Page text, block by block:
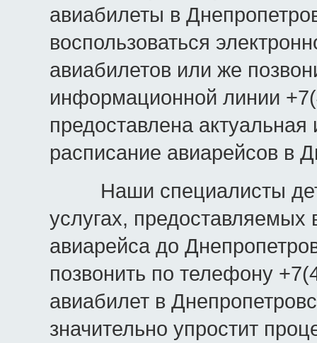
авиабилеты в
воспользоваться
авиабилетов или же
информационной линии
предоставлена
расписание авиарейсов в
Наши специалисты
услугах, предоставляемых
авиарейса до
позвонить по телефону
авиабилет в
значительно упростит